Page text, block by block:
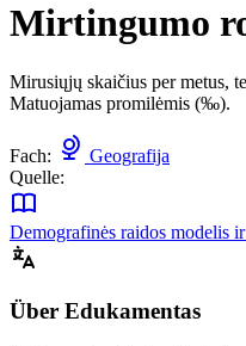
Mirtingumo
Mirusiųjų skaičius per metus,
Matuojamas promilėmis (‰).
Fach:
Geografija
Quelle:
Demografinės raidos modelis
Über Edukamentas